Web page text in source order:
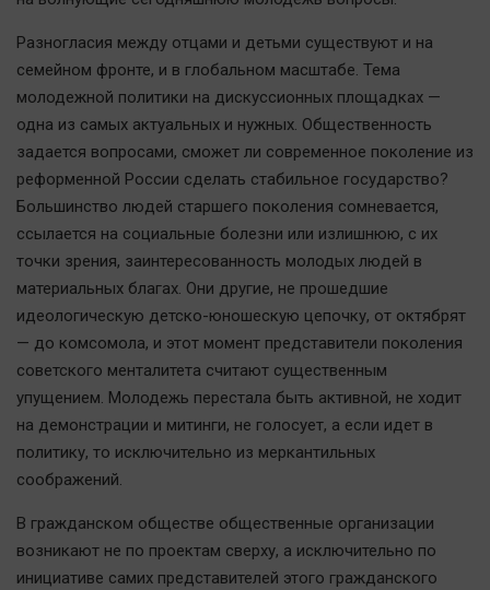
Hедвижимость
Образование
Автомобили
XX век: криминальные уроки
Банки
Медиаграмотность
Медицина
Новости компаний
Прогулки по городу Ч
Спецпроект
Челябинск космический
Другие рубрики
Bookworms
English version
Online-консультация
Актуальная тема
Разногласия между отцами и детьми существуют и на
семейном фронте, и в глобальном масштабе. Тема
молодежной политики на дискуссионных площадках —
одна из самых актуальных и нужных. Общественность
задается вопросами, сможет ли современное поколение из
реформенной России сделать стабильное государство?
Большинство людей старшего поколения сомневается,
ссылается на социальные болезни или излишнюю, с их
точки зрения, заинтересованность молодых людей в
материальных благах. Они другие, не прошедшие
идеологическую детско-юношескую цепочку, от октябрят
— до комсомола, и этот момент представители поколения
советского менталитета считают существенным
упущением. Молодежь перестала быть активной, не ходит
на демонстрации и митинги, не голосует, а если идет в
политику, то исключительно из меркантильных
соображений.
В гражданском обществе общественные организации
возникают не по проектам сверху, а исключительно по
инициативе самих представителей этого гражданского